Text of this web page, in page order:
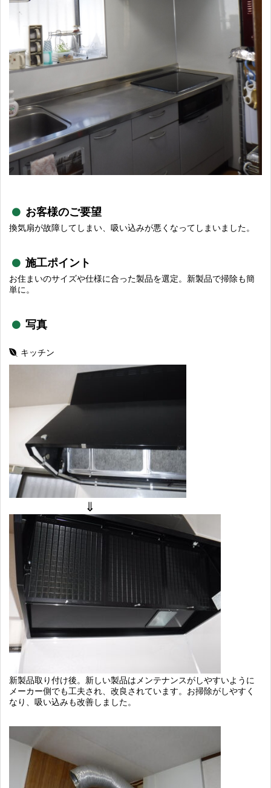
お客様のご要望
換気扇が故障してしまい、吸い込みが悪くなってしまいました。
施工ポイント
お住まいのサイズや仕様に合った製品を選定。新製品で掃除も簡
単に。
写真
キッチン
新製品取り付け後。新しい製品はメンテナンスがしやすいように
メーカー側でも工夫され、改良されています。お掃除がしやすく
なり、吸い込みも改善しました。